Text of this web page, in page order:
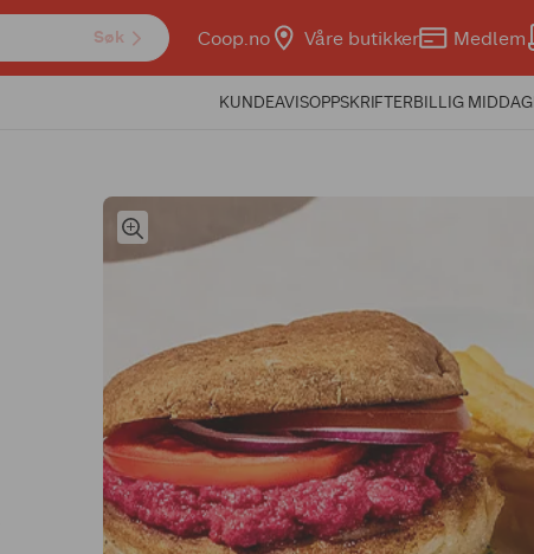
Søk Coop.no Våre butikker Medlem
KUNDEAVISOPPSKRIFTERBILLIG MIDDAG